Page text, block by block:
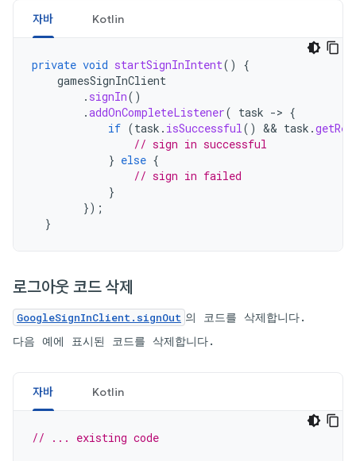
자바 Kotlin
private void startSignInIntent()
{
gamesSignInClient
. signIn()
.addOnCompleteListener( task -> {
if (task . isSuccessful() && task .
// sign in successful
} else {
// sign in failed
}
});
}
로그아웃 코드 삭제
GoogleSignInClient.signOut 의 코드를 삭제합니다.
다음 예에 표시된 코드를 삭제합니다.
자바 Kotlin
// ... existing code